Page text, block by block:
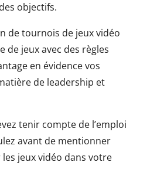
objectifs.
de tournois de jeux vidéo
de jeux avec des règles
en évidence vos
de leadership et
tenir compte de l’emploi
avant de mentionner
jeux vidéo dans votre